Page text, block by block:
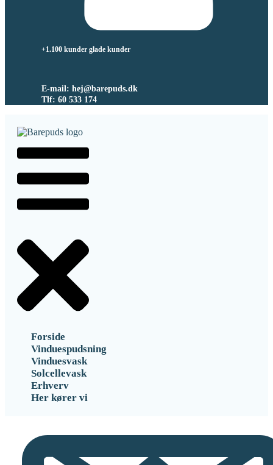
+1.100 kunder glade kunder
E-mail: hej@barepuds.dk
Tlf: 60 533 174
Forside
Vinduespudsning
Vinduesvask
Solcellevask
Erhverv
Her kører vi